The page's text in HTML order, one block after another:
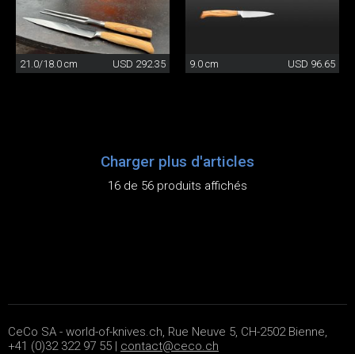
21.0/18.0 cm USD 292.35 9.0 cm USD 96.65
Charger plus d'articles
16 de 56 produits affichés
CeCo SA - world-of-knives.ch, Rue Neuve 5, CH-2502 Bienne,
+41 (0)32 322 97 55 | contact@ceco.ch